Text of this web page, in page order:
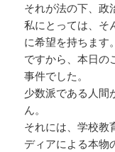
それが法の下、政
私にとっては、そ
に希望を持ちます。
ですから、本日の
事件でした。
少数派である人間
ん。
それには、学校教
ディアによる本物